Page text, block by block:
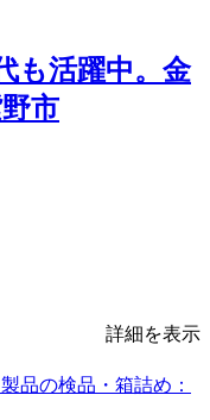
も活躍中。金
市
詳細を表示